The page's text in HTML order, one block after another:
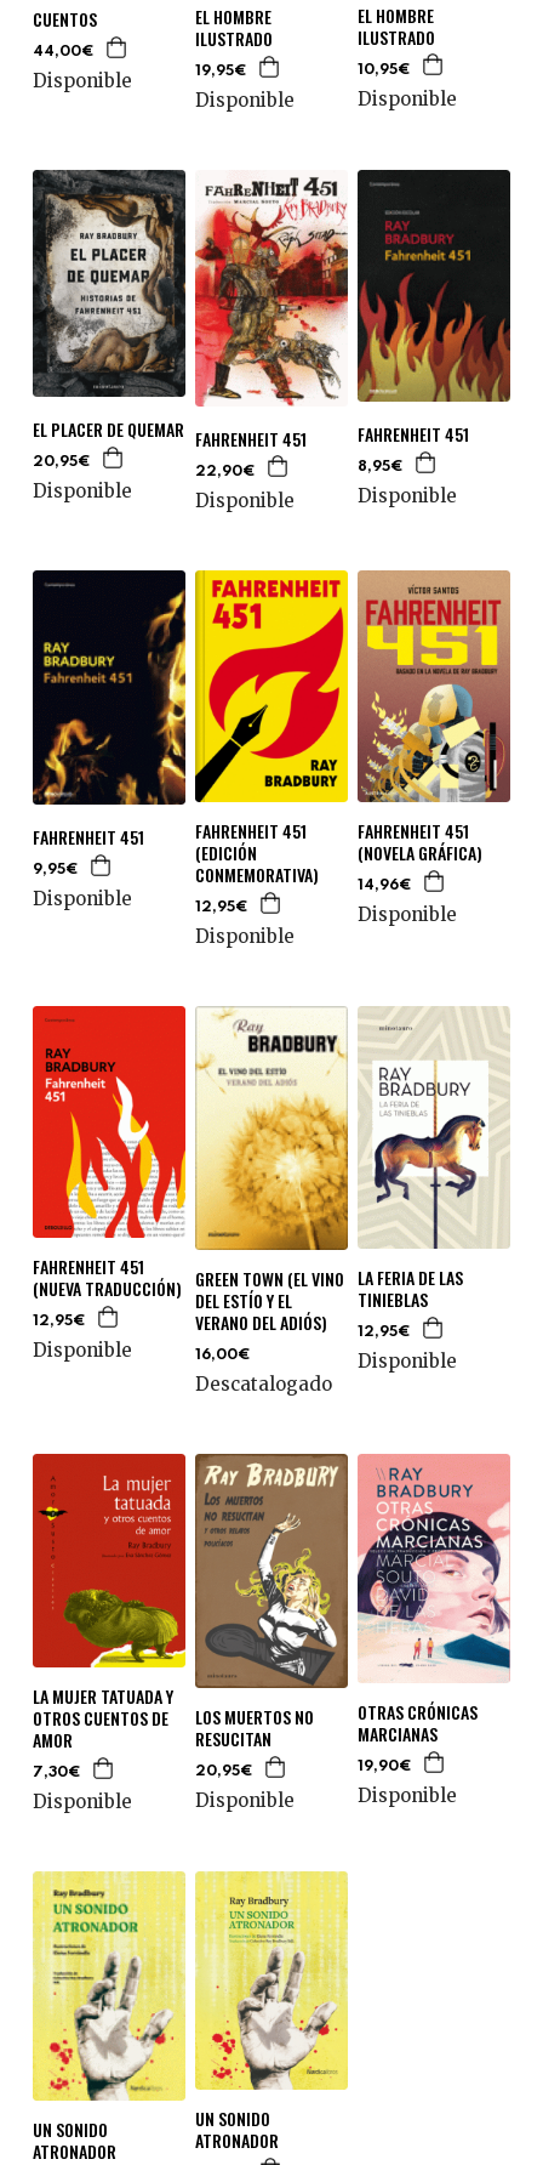
CUENTOS
44,00€
Disponible
EL HOMBRE
ILUSTRADO
19,95€
Disponible
EL HOMBRE
ILUSTRADO
10,95€
Disponible
EL PLACER DE QUEMAR
20,95€
Disponible
FAHRENHEIT 451
22,90€
Disponible
FAHRENHEIT 451
8,95€
Disponible
FAHRENHEIT 451
9,95€
Disponible
FAHRENHEIT 451
(EDICIÓN
CONMEMORATIVA)
12,95€
Disponible
FAHRENHEIT 451
(NOVELA GRÁFICA)
14,96€
Disponible
FAHRENHEIT 451
(NUEVA TRADUCCIÓN)
12,95€
Disponible
GREEN TOWN (EL VINO
DEL ESTÍO Y EL
VERANO DEL ADIÓS)
16,00€
Descatalogado
LA FERIA DE LAS
TINIEBLAS
12,95€
Disponible
LA MUJER TATUADA Y
OTROS CUENTOS DE
AMOR
7,30€
Disponible
LOS MUERTOS NO
RESUCITAN
20,95€
Disponible
OTRAS CRÓNICAS
MARCIANAS
19,90€
Disponible
UN SONIDO
ATRONADOR
UN SONIDO
ATRONADOR